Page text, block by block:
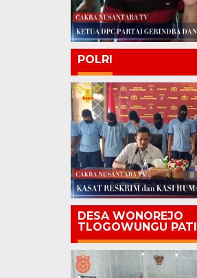
POLRI
DESA WONOREJO
TLOGOWUNGU PATI